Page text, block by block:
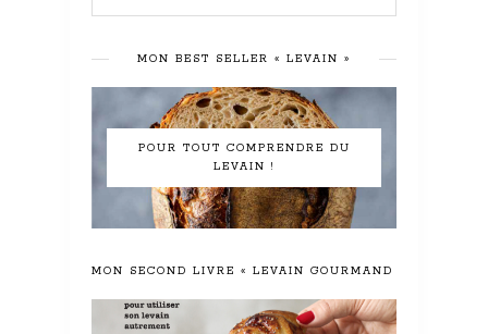
MON BEST SELLER « LEVAIN »
POUR TOUT COMPRENDRE DU
LEVAIN !
MON SECOND LIVRE « LEVAIN GOURMAND »